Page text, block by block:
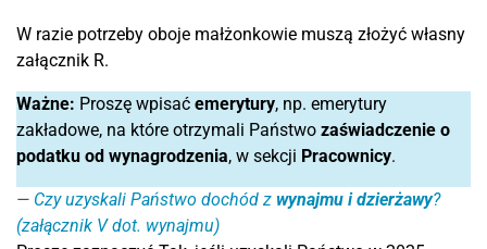
W razie potrzeby oboje małżonkowie muszą złożyć własny
załącznik R.
Ważne: Proszę wpisać emerytury, np. emerytury
zakładowe, na które otrzymali Państwo zaświadczenie o
podatku od wynagrodzenia, w sekcji Pracownicy.
Czy uzyskali Państwo dochód z wynajmu i dzierżawy?
(załącznik V dot. wynajmu)